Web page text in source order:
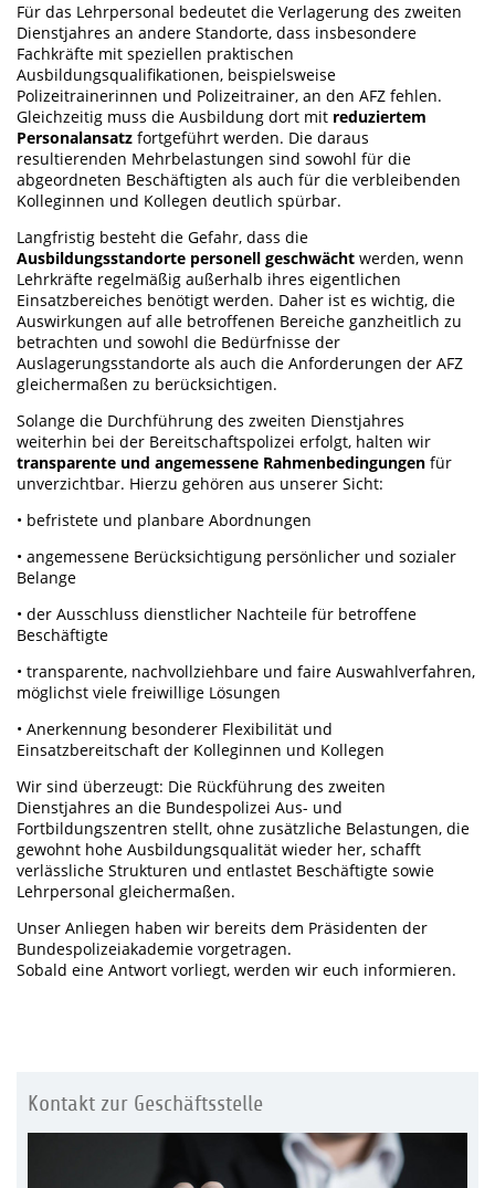
Für das Lehrpersonal bedeutet die Verlagerung des zweiten
Dienstjahres an andere Standorte, dass insbesondere
Fachkräfte mit speziellen praktischen
Ausbildungsqualifikationen, beispielsweise
Polizeitrainerinnen und Polizeitrainer, an den AFZ fehlen.
Gleichzeitig muss die Ausbildung dort mit reduziertem
Personalansatz fortgeführt werden. Die daraus
resultierenden Mehrbelastungen sind sowohl für die
abgeordneten Beschäftigten als auch für die verbleibenden
Kolleginnen und Kollegen deutlich spürbar.
Langfristig besteht die Gefahr, dass die
Ausbildungsstandorte personell geschwächt werden, wenn
Lehrkräfte regelmäßig außerhalb ihres eigentlichen
Einsatzbereiches benötigt werden. Daher ist es wichtig, die
Auswirkungen auf alle betroffenen Bereiche ganzheitlich zu
betrachten und sowohl die Bedürfnisse der
Auslagerungsstandorte als auch die Anforderungen der AFZ
gleichermaßen zu berücksichtigen.
Solange die Durchführung des zweiten Dienstjahres
weiterhin bei der Bereitschaftspolizei erfolgt, halten wir
transparente und angemessene Rahmenbedingungen für
unverzichtbar. Hierzu gehören aus unserer Sicht:
• befristete und planbare Abordnungen
• angemessene Berücksichtigung persönlicher und sozialer
Belange
• der Ausschluss dienstlicher Nachteile für betroffene
Beschäftigte
• transparente, nachvollziehbare und faire Auswahlverfahren,
möglichst viele freiwillige Lösungen
• Anerkennung besonderer Flexibilität und
Einsatzbereitschaft der Kolleginnen und Kollegen
Wir sind überzeugt: Die Rückführung des zweiten
Dienstjahres an die Bundespolizei Aus- und
Fortbildungszentren stellt, ohne zusätzliche Belastungen, die
gewohnt hohe Ausbildungsqualität wieder her, schafft
verlässliche Strukturen und entlastet Beschäftigte sowie
Lehrpersonal gleichermaßen.
Unser Anliegen haben wir bereits dem Präsidenten der
Bundespolizeiakademie vorgetragen.
Sobald eine Antwort vorliegt, werden wir euch informieren.
Kontakt zur Geschäftsstelle